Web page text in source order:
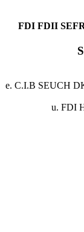
FDI FDII
e. C.I.B SEUCH
u. FDI